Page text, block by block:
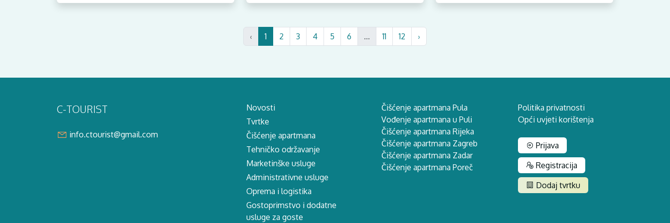
‹ 1 2 3 4 5 6 ... 11 12 ›
C-TOURIST
info.ctourist@gmail.com
Novosti
Tvrtke
Čišćenje apartmana
Tehničko održavanje
Marketinške usluge
Administrativne usluge
Oprema i logistika
Gostoprimstvo i dodatne
usluge za goste
Čišćenje apartmana Pula
Vođenje apartmana u Puli
Čišćenje apartmana Rijeka
Čišćenje apartmana Zagreb
Čišćenje apartmana Zadar
Čišćenje apartmana Poreč
Politika privatnosti
Opći uvjeti korištenja
Prijava
Registracija
Dodaj tvrtku